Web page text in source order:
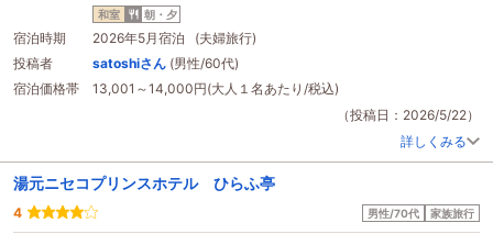
和室 朝・夕
宿泊時期
2026年5月宿泊 (夫婦旅行)
投稿者
satoshiさん (男性/60代)
宿泊価格帯
13,001～14,000円(大人１名あたり/税込)
（投稿日：2026/5/22）
詳しくみる
湯元ニセコプリンスホテル ひらふ亭
4 男性/70代 家族旅行